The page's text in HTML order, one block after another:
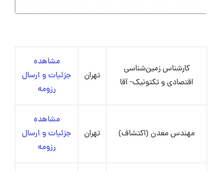
کارشناس زمین‌شناسی
اقتصادی و تکتونیک- آقا
تهران
مشاهده
جزئیات و ارسال
رزومه
مهندس معدن (اکتشاف) تهران
مشاهده
جزئیات و ارسال
رزومه